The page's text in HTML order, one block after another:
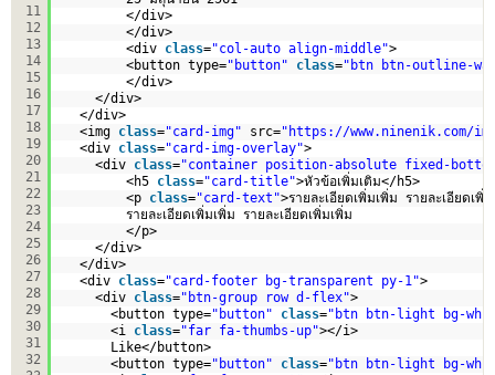
11
12
13
14
15
16
17
18
19
20
21
22
23
24
25
26
27
28
29
30
31
32
</div>
</div>
<div class="col-auto align-middle">
<button type="button" class="btn btn-outline-
</div>
</div>
</div>
<img class="card-img" src=" https://www.ninenik.com/
<div class="card-img-overlay">
<div class="container position-absolute fixed-
<h5 class="card-title">หัวข้อเพิ่มเติม</h5>
<p class="card-text">รายละเอียดเพิ่มเพิ่ม รายละเอียดเพิ่
รายละเอียดเพิ่มเพิ่ม รายละเอียดเพิ่มเพิ่ม
</p>
</div>
</div>
<div class="card-footer bg-transparent py-1">
<div class="btn-group row d-flex">
<button type="button" class="btn btn-light bg-
<i class="far fa-thumbs-up"></i>
Like</button>
<button type="button" class="btn btn-light bg-